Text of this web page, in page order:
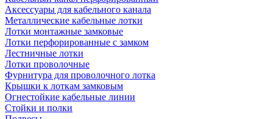
Аксессуары для кабельного канала
Металлические кабельные лотки
Лотки монтажные замковые
Лотки перфорированные с замком
Лестничные лотки
Лотки проволочные
Фурнитура для проволочного лотка
Крышки к лоткам замковым
Огнестойкие кабельные линии
Стойки и полки